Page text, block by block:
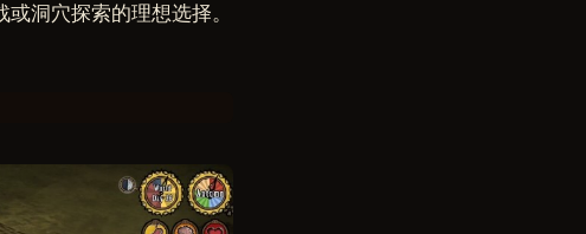
洞穴探索的理想选择。